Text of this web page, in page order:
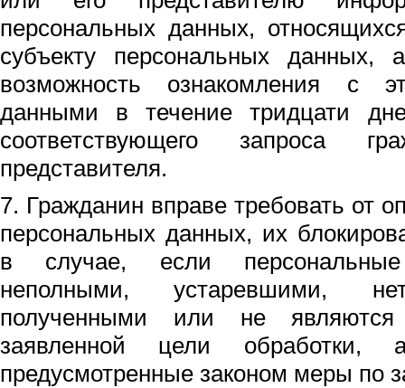
персональных данных,
субъекту персональных данных,
возможность ознакомления с
данными в течение тридцати
соответствующего запроса
представителя.
7. Гражданин вправе требовать от
персональных данных, их
в случае, если
неполными, устаревшими,
полученными или не
заявленной цели обработки,
предусмотренные законом меры по